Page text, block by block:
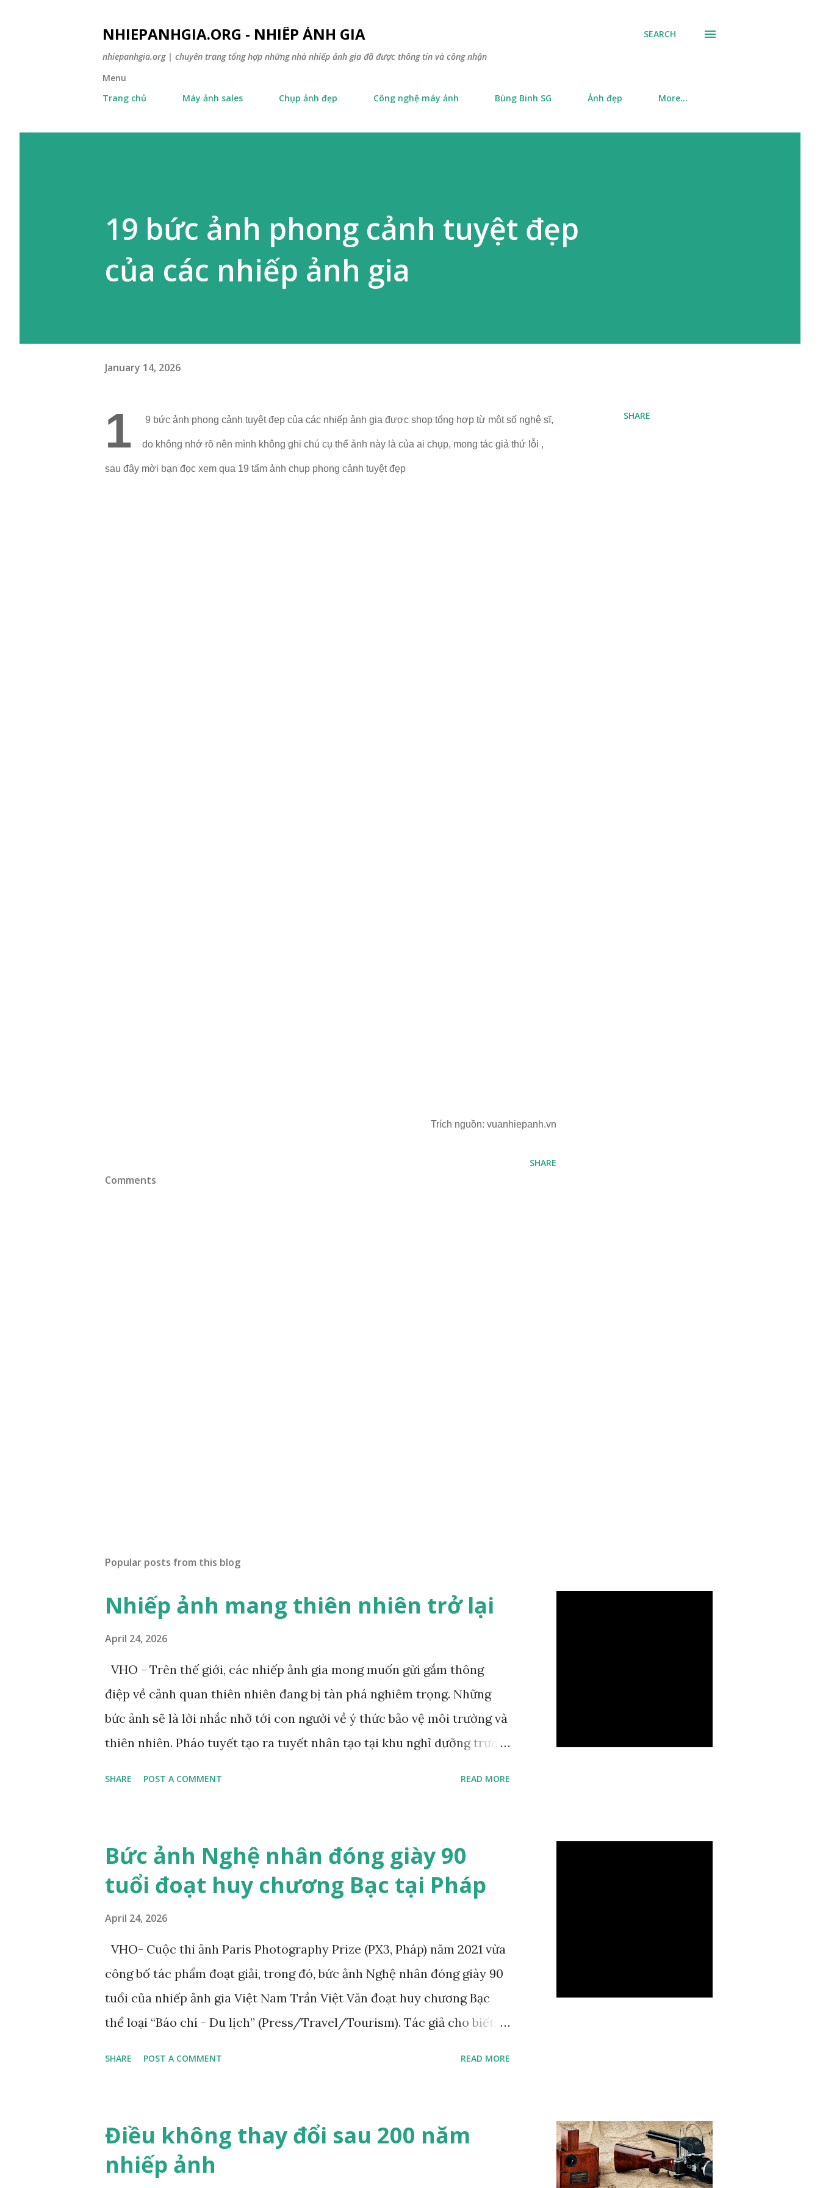
NHIEPANHGIA.ORG - NHIẾP ẢNH GIA
nhiepanhgia.org | chuyên trang tổng hợp những nhà nhiếp ảnh gia đã được thông tin và công nhận
SEARCH
Menu
Trang chủ
Máy ảnh sales Chụp ảnh đẹp Công nghệ máy ảnh Bùng Binh SG Ảnh đẹp More…
19 bức ảnh phong cảnh tuyệt đẹp
của các nhiếp ảnh gia
January 14, 2026
1 9 bức ảnh phong cảnh tuyệt đẹp của các nhiếp ảnh gia được shop tổng hợp từ một số nghệ sĩ,
do không nhớ rõ nên mình không ghi chú cụ thể ảnh này là của ai chụp, mong tác giả thứ lỗi ,
sau đây mời bạn đọc xem qua 19 tấm ảnh chụp phong cảnh tuyệt đẹp
Trích nguồn: vuanhiepanh.vn
SHARE
SHARE
Comments
Popular posts from this blog
Nhiếp ảnh mang thiên nhiên trở lại
April 24, 2026
VHO - Trên thế giới, các nhiếp ảnh gia mong muốn gửi gắm thông
điệp về cảnh quan thiên nhiên đang bị tàn phá nghiêm trọng. Những
bức ảnh sẽ là lời nhắc nhở tới con người về ý thức bảo vệ môi trường và
thiên nhiên. Pháo tuyết tạo ra tuyết nhân tạo tại khu nghỉ dưỡng trượt
này không nói "hoàn hảo" theo nghĩa "được vẽ một cách điêu luyện"; mà
là ẩn dụ hoàn hảo cho mối quan hệ lý tưởng giữa con người và thiên
nhiên. Bức tranh gợi nhớ đến một tác phẩm nghệ thuật khác: Chú hổ
SHARE POST A COMMENT READ MORE
Bức ảnh Nghệ nhân đóng giày 90
tuổi đoạt huy chương Bạc tại Pháp
April 24, 2026
VHO- Cuộc thi ảnh Paris Photography Prize (PX3, Pháp) năm 2021 vừa
công bố tác phẩm đoạt giải, trong đó, bức ảnh Nghệ nhân đóng giày 90
tuổi của nhiếp ảnh gia Việt Nam Trần Việt Văn đoạt huy chương Bạc
thể loại “Báo chí - Du lịch” (Press/Travel/Tourism). Tác giả cho biết,
nhiếp ảnh gia Trần Việt Văn Bộ ảnh chụp nghệ nhân đóng giày Trịnh
Ngọc của nhiếp ảnh gia Trần Việt Văn cũng từng xuất bản trên web
Private Photo Revie w (Pháp), tạp chí Fstop (Mỹ) và đoạt giải Nhất
SHARE POST A COMMENT READ MORE
Điều không thay đổi sau 200 năm
nhiếp ảnh